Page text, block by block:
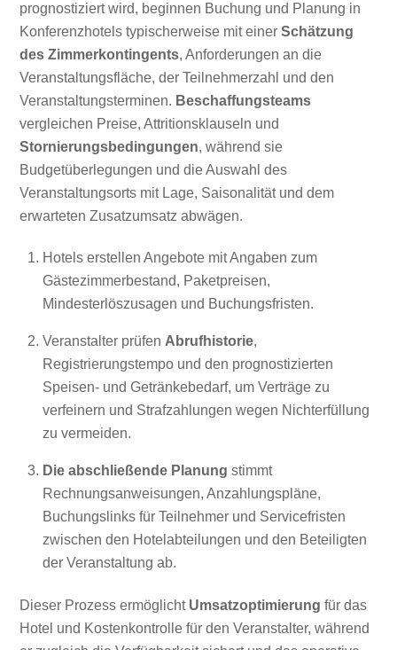
prognostiziert wird, beginnen Buchung und Planung in
Konferenzhotels typischerweise mit einerSchätzung
des Zimmerkontingents, Anforderungen an die
Veranstaltungsfläche, der Teilnehmerzahl und den
Veranstaltungsterminen. Beschaffungsteams
vergleichen Preise, Attritionsklauseln und
Stornierungsbedingungen, während sie
Budgetüberlegungen und die Auswahl des
Veranstaltungsorts mit Lage, Saisonalität und dem
erwarteten Zusatzumsatz abwägen.
Hotels erstellen Angebote mit Angaben zum
Gästezimmerbestand, Paketpreisen,
Mindesterlöszusagen und Buchungsfristen.
Veranstalter prüfen Abrufhistorie,
Registrierungstempo und den prognostizierten
Speisen- und Getränkebedarf, um Verträge zu
verfeinern und Strafzahlungen wegen Nichterfüllung
zu vermeiden.
Die abschließende Planung stimmt
Rechnungsanweisungen, Anzahlungspläne,
Buchungslinks für Teilnehmer und Servicefristen
zwischen den Hotelabteilungen und den Beteiligten
der Veranstaltung ab.
Dieser Prozess ermöglicht Umsatzoptimierung für das
Hotel und Kostenkontrolle für den Veranstalter, während